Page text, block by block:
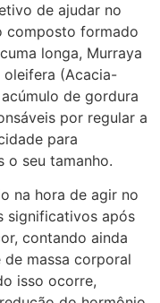
de ajudar no
composto formado
longa, Murraya
oleifera (Acacia-
de gordura
por regular a
para
o seu tamanho.
na hora de agir no
significativos após
contando ainda
massa corporal
isso ocorre,